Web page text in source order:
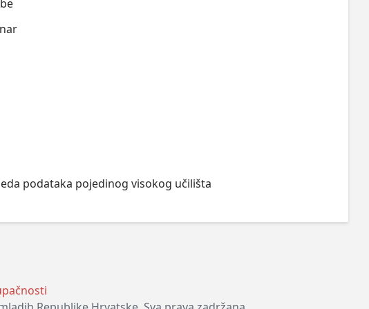
podataka pojedinog visokog učilišta